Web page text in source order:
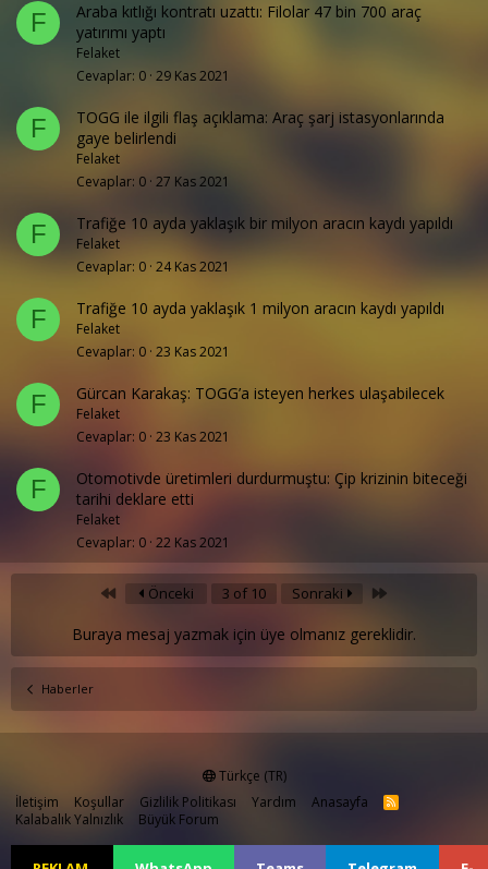
F
Araba kıtlığı kontratı uzattı: Filolar 47 bin 700 araç
yatırımı yaptı
Felaket
Cevaplar 0 29 Kas 2021
F
TOGG ile ilgili flaş açıklama: Araç şarj istasyonlarında
gaye belirlendi
Felaket
Cevaplar 0 27 Kas 2021
F Trafiğe 10 ayda yaklaşık bir milyon aracın kaydı yapıldı
Felaket
Cevaplar 0 24 Kas 2021
F Trafiğe 10 ayda yaklaşık 1 milyon aracın kaydı yapıldı
Felaket
Cevaplar 0 23 Kas 2021
F Gürcan Karakaş: TOGG’a isteyen herkes ulaşabilecek
Felaket
Cevaplar 0 23 Kas 2021
F
Otomotivde üretimleri durdurmuştu: Çip krizinin biteceği
tarihi deklare etti
Felaket
Cevaplar 0 22 Kas 2021
First Önceki 3 of 10 Sonraki Last
Buraya mesaj yazmak için üye olmanız gereklidir.
Haberler
Türkçe (TR)
İletişim
Koşullar Gizlilik Politikası Yardım Anasayfa
R
S
Kalabalık Yalnızlık Büyük Forum